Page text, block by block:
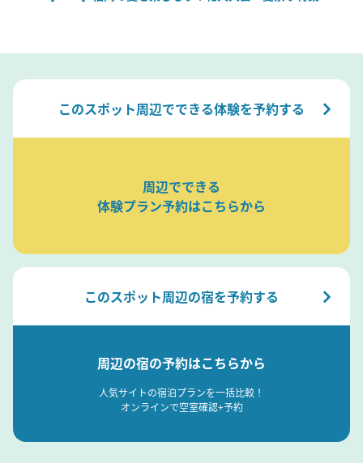
このスポット周辺でできる体験を予約する
周辺でできる
体験プラン予約はこちらから
このスポット周辺の宿を予約する
周辺の宿の予約はこちらから
人気サイトの宿泊プランを一括比較！
オンラインで空室確認+予約